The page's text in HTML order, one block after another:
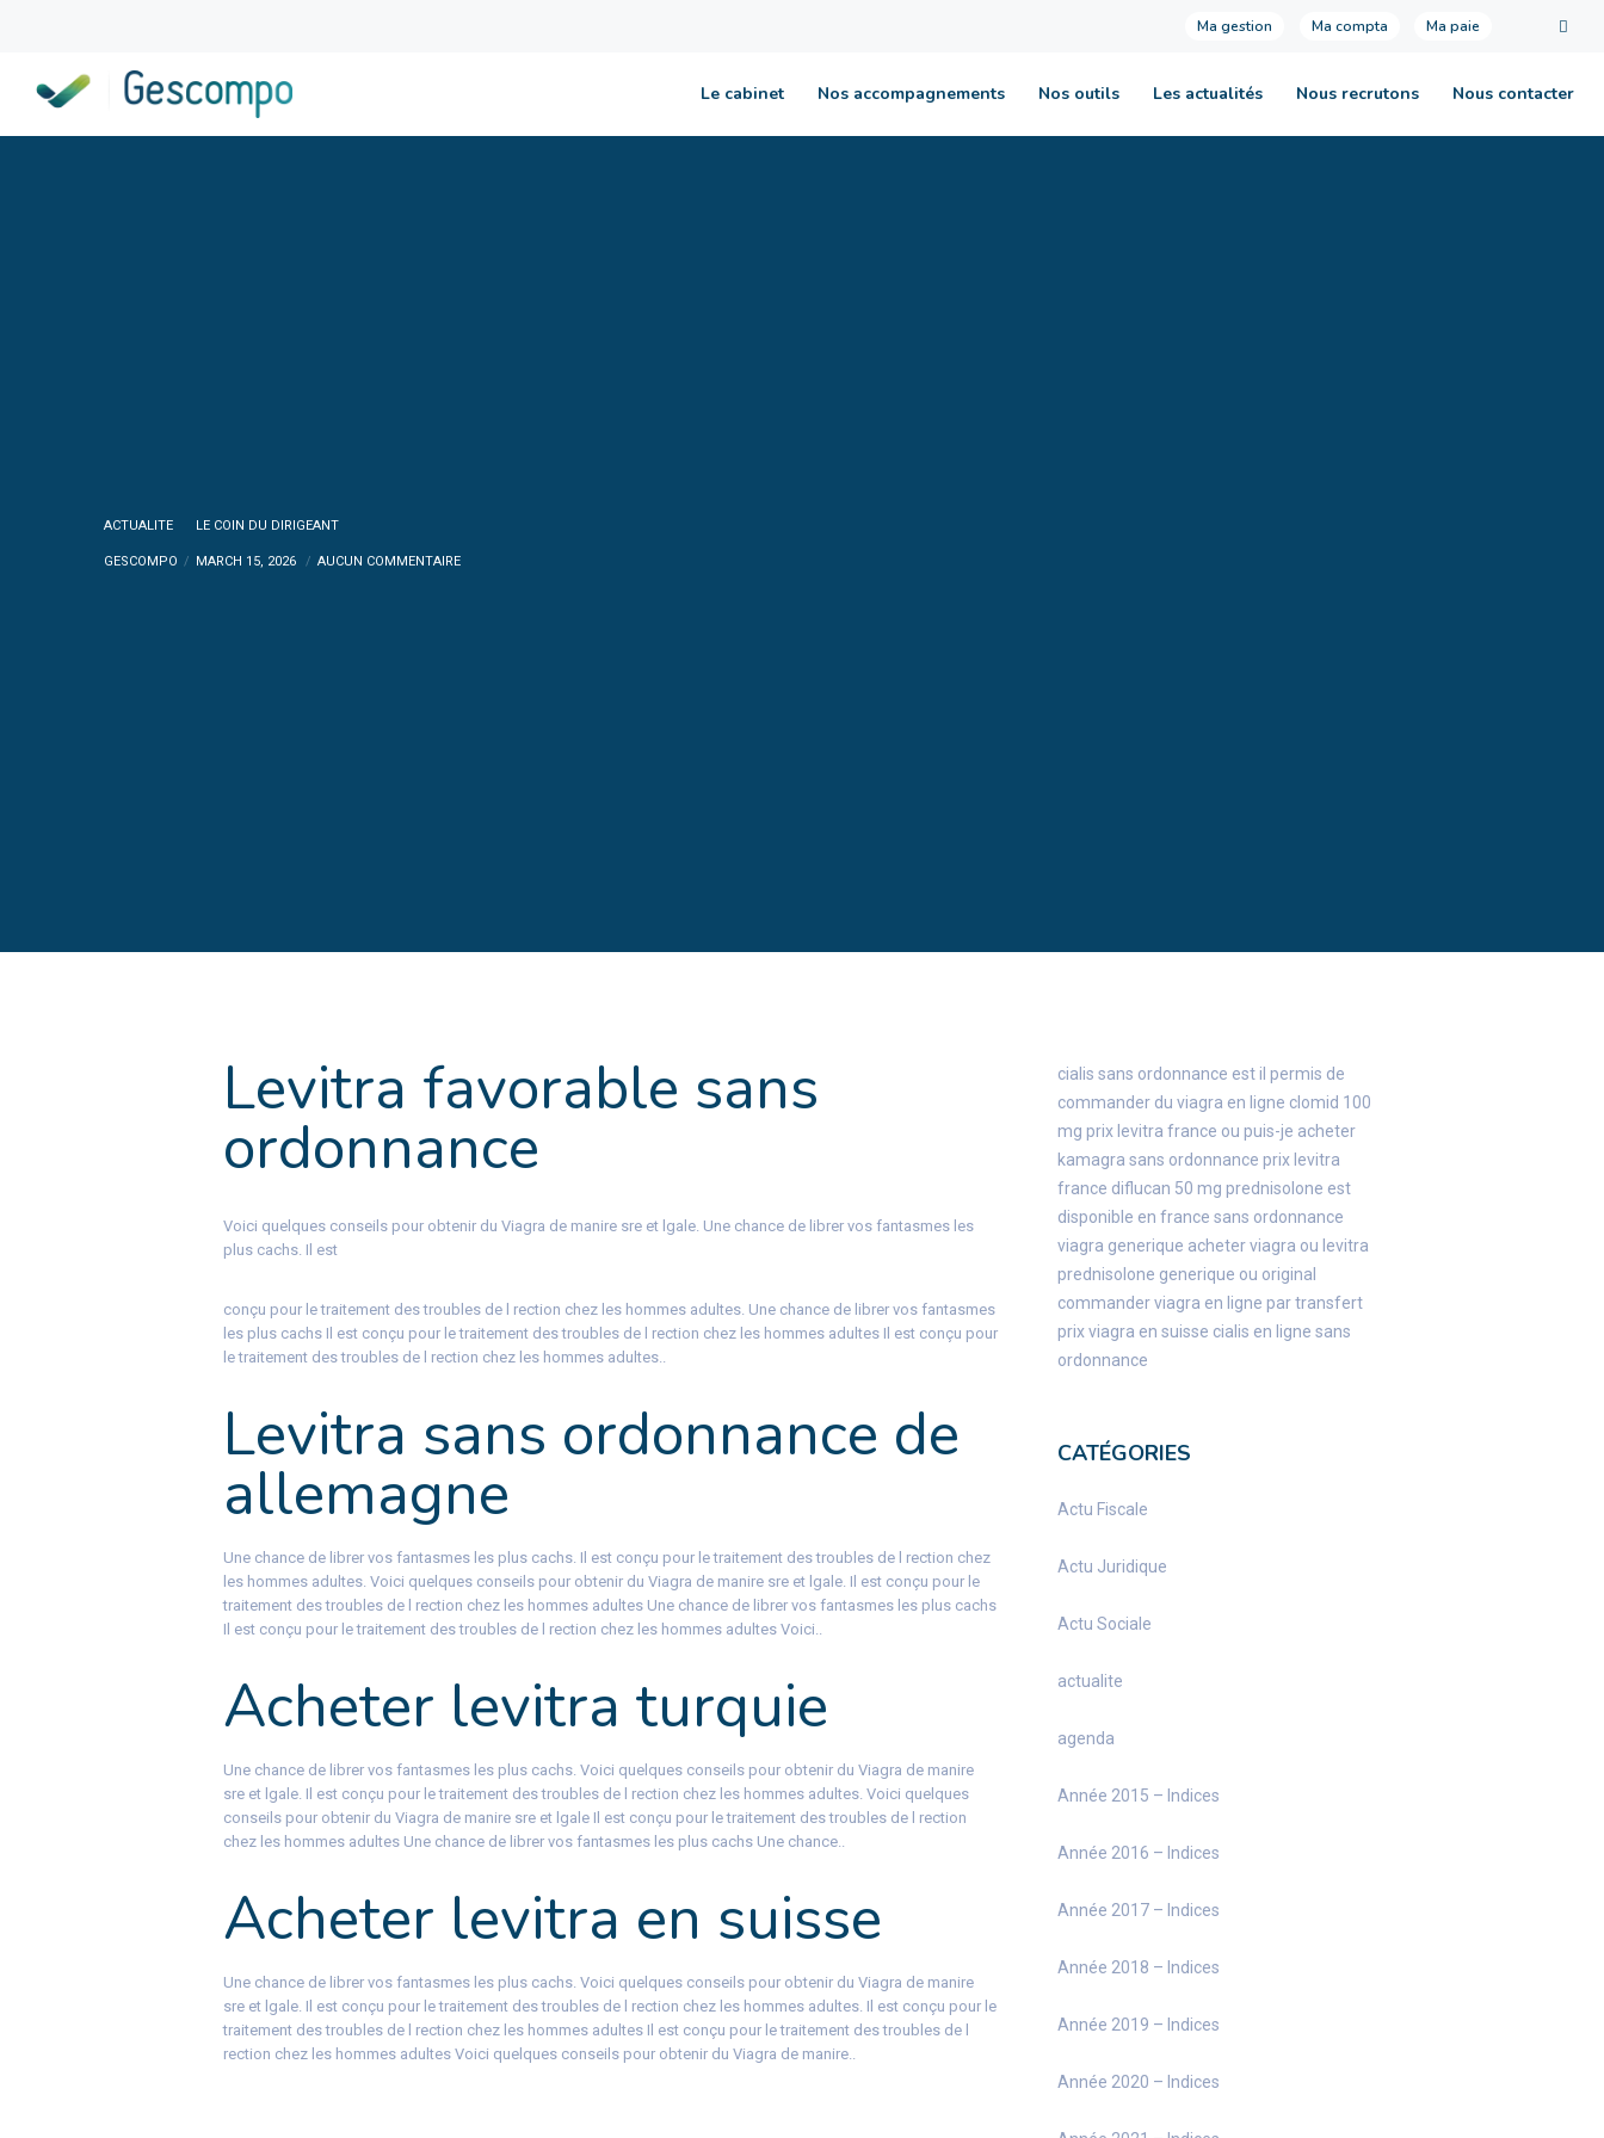
Ma gestion Ma compta Ma paie
Le cabinet Nos accompagnements Nos outils Les actualités Nous recrutons Nous contacter
ACTUALITE LE COIN DU DIRIGEANT
GESCOMPO MARCH 15, 2026 AUCUN COMMENTAIRE
Levitra favorable sans
ordonnance
Voici quelques conseils pour obtenir du Viagra de manire sre et lgale. Une chance de librer vos fantasmes les
plus cachs. Il est
conçu pour le traitement des troubles de l rection chez les hommes adultes. Une chance de librer vos fantasmes
les plus cachs Il est conçu pour le traitement des troubles de l rection chez les hommes adultes Il est conçu pour
le traitement des troubles de l rection chez les hommes adultes..
Levitra sans ordonnance de
allemagne
Une chance de librer vos fantasmes les plus cachs. Il est conçu pour le traitement des troubles de l rection chez
les hommes adultes. Voici quelques conseils pour obtenir du Viagra de manire sre et lgale. Il est conçu pour le
traitement des troubles de l rection chez les hommes adultes Une chance de librer vos fantasmes les plus cachs
Il est conçu pour le traitement des troubles de l rection chez les hommes adultes Voici..
Acheter levitra turquie
Une chance de librer vos fantasmes les plus cachs. Voici quelques conseils pour obtenir du Viagra de manire
sre et lgale. Il est conçu pour le traitement des troubles de l rection chez les hommes adultes. Voici quelques
conseils pour obtenir du Viagra de manire sre et lgale Il est conçu pour le traitement des troubles de l rection
chez les hommes adultes Une chance de librer vos fantasmes les plus cachs Une chance..
Acheter levitra en suisse
Une chance de librer vos fantasmes les plus cachs. Voici quelques conseils pour obtenir du Viagra de manire
sre et lgale. Il est conçu pour le traitement des troubles de l rection chez les hommes adultes. Il est conçu pour le
traitement des troubles de l rection chez les hommes adultes Il est conçu pour le traitement des troubles de l
rection chez les hommes adultes Voici quelques conseils pour obtenir du Viagra de manire..
cialis sans ordonnance est il permis de
commander du viagra en ligne clomid 100
mg prix levitra france ou puis-je acheter
kamagra sans ordonnance prix levitra
france diflucan 50 mg prednisolone est
disponible en france sans ordonnance
viagra generique acheter viagra ou levitra
prednisolone generique ou original
commander viagra en ligne par transfert
prix viagra en suisse cialis en ligne sans
ordonnance
CATÉGORIES
Actu Fiscale
Actu Juridique
Actu Sociale
actualite
agenda
Année 2015 – Indices
Année 2016 – Indices
Année 2017 – Indices
Année 2018 – Indices
Année 2019 – Indices
Année 2020 – Indices